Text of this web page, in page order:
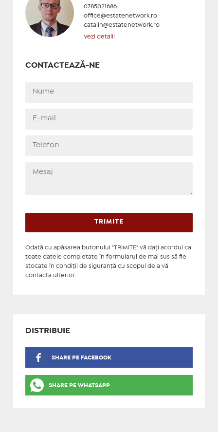
0785021686
office@estatenetwork.ro
catalin@estatenetwork.ro
Vezi detalii
CONTACTEAZĂ-NE
Odată cu apăsarea butonului "TRIMITE" vă daţi acordul ca
toate datele completate în formularul de mai sus să fie
stocate în condiţii de siguranţă cu scopul de a vă
contacta ulterior.
DISTRIBUIE
SHARE PE FACEBOOK
SHARE PE WHATSAPP